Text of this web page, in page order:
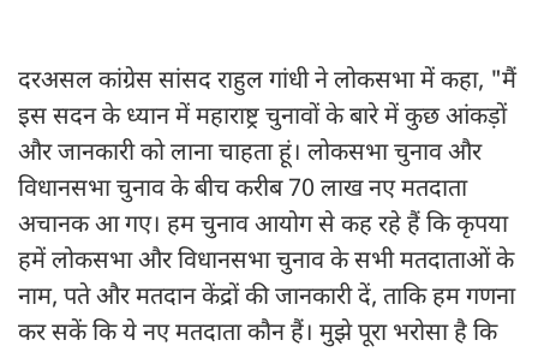
दरअसल कांग्रेस सांसद राहुल गांधी ने लोकसभा में कहा, "मैं
इस सदन के ध्यान में महाराष्ट्र चुनावों के बारे में कुछ आंकड़ों
और जानकारी को लाना चाहता हूं। लोकसभा चुनाव और
विधानसभा चुनाव के बीच करीब 70 लाख नए मतदाता
अचानक आ गए। हम चुनाव आयोग से कह रहे हैं कि कृपया
हमें लोकसभा और विधानसभा चुनाव के सभी मतदाताओं के
नाम, पते और मतदान केंद्रों की जानकारी दें, ताकि हम गणना
कर सकें कि ये नए मतदाता कौन हैं। मुझे पूरा भरोसा है कि